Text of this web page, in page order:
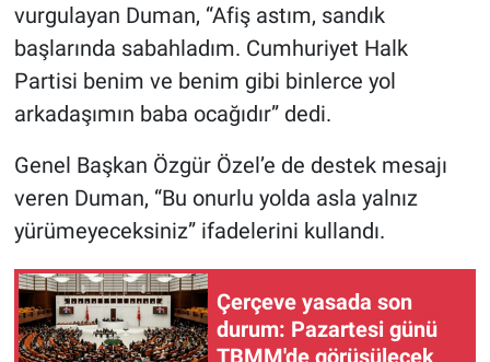
vurgulayan Duman, “Afiş astım, sandık
başlarında sabahladım. Cumhuriyet Halk
Partisi benim ve benim gibi binlerce yol
arkadaşımın baba ocağıdır” dedi.
Genel Başkan Özgür Özel’e de destek mesajı
veren Duman, “Bu onurlu yolda asla yalnız
yürümeyeceksiniz” ifadelerini kullandı.
Çerçeve yasada son
durum: Pazartesi günü